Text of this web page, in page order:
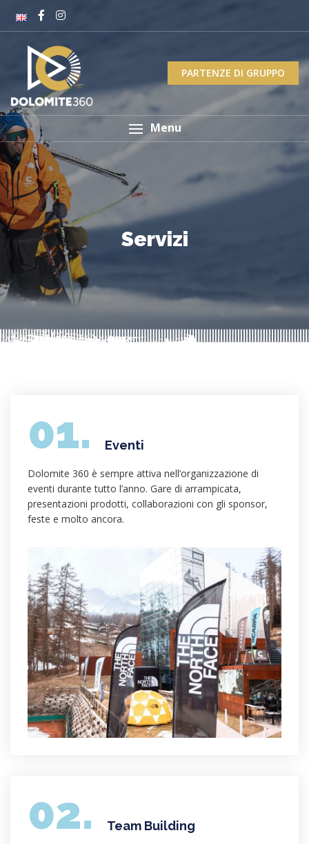
PARTENZE DI GRUPPO
Menu
Servizi
01. Eventi
Dolomite 360 è sempre attiva nell’organizzazione di
eventi durante tutto l’anno. Gare di arrampicata,
presentazioni prodotti, collaborazioni con gli sponsor,
feste e molto ancora.
02. Team Building